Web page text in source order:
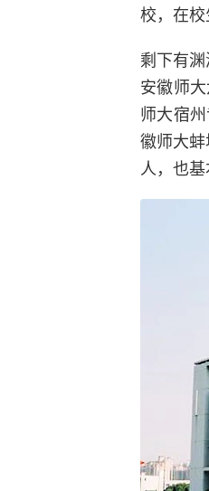
校，在校
剩下有
安徽师
师大宿
徽师大
人，也